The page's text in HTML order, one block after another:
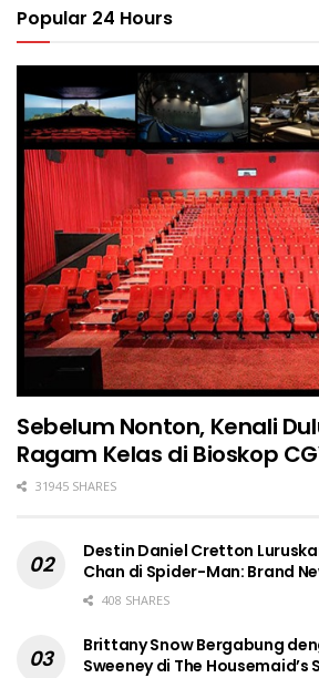
Popular 24 Hours
Sebelum Nonton, Kenali
Ragam Kelas di Bioskop
31945 SHARES
Destin Daniel Cretton
Chan di Spider-Man: Brand
408 SHARES
Brittany Snow Bergabung
Sweeney di The Housemaid’s